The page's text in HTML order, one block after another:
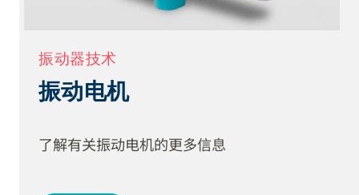
振动器技术
振动电机
了解有关振动电机的更多信息